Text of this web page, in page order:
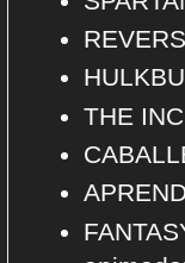
THE